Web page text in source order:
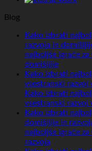
Blog
Kako izbrati
razvoja in
najboljše igrače
domišljije
Kako izbrati
vsestranski razvoj
Kako izbrati
vsestranski razvoj
Kako izbrati
domišljije in
najboljše igrače
razvoja